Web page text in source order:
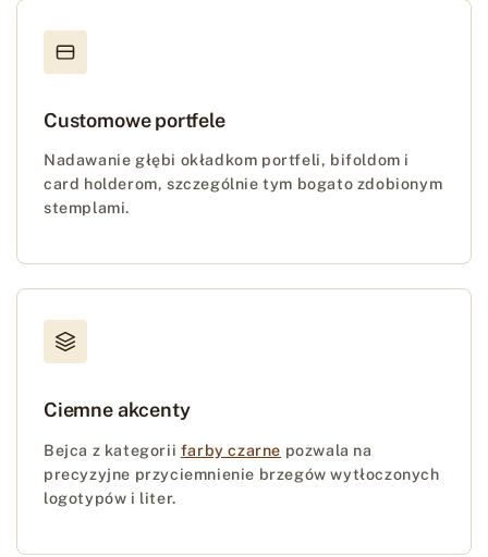
Customowe portfele
Nadawanie głębi okładkom portfeli, bifoldom i
card holderom, szczególnie tym bogato zdobionym
stemplami.
Ciemne akcenty
Bejca z kategorii farby czarne pozwala na
precyzyjne przyciemnienie brzegów wytłoczonych
logotypów i liter.